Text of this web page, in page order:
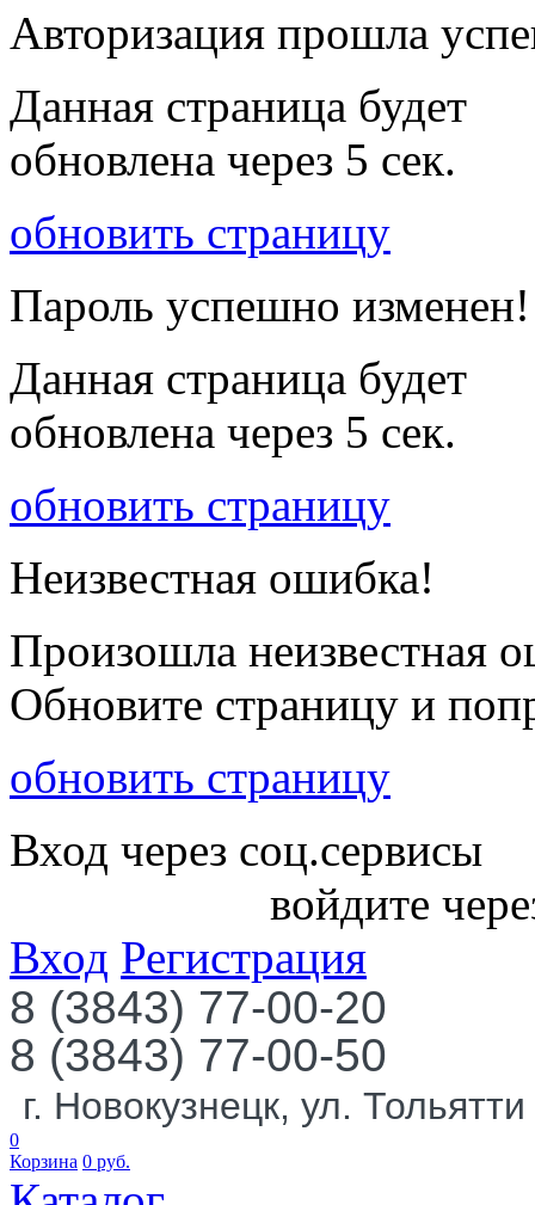
Авторизация прошла
Данная страница будет
обновлена через 5 сек.
обновить страницу
Пароль успешно изменен!
Данная страница будет
обновлена через 5 сек.
обновить страницу
Неизвестная ошибка!
Произошла неизвестная
Обновите страницу и
обновить страницу
Вход через соц.сервисы
войдите
Вход Регистрация
8 (3843) 77-00-20
8 (3843) 77-00-50
г. Новокузнецк, ул.
0
Корзина 0 руб.